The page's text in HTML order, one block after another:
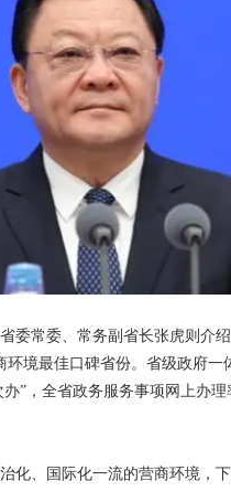
委常委、常务副省长张虎则介
境最佳口碑省份。省级政府
”，全省政务服务事项网上办
化、国际化一流的营商环境，